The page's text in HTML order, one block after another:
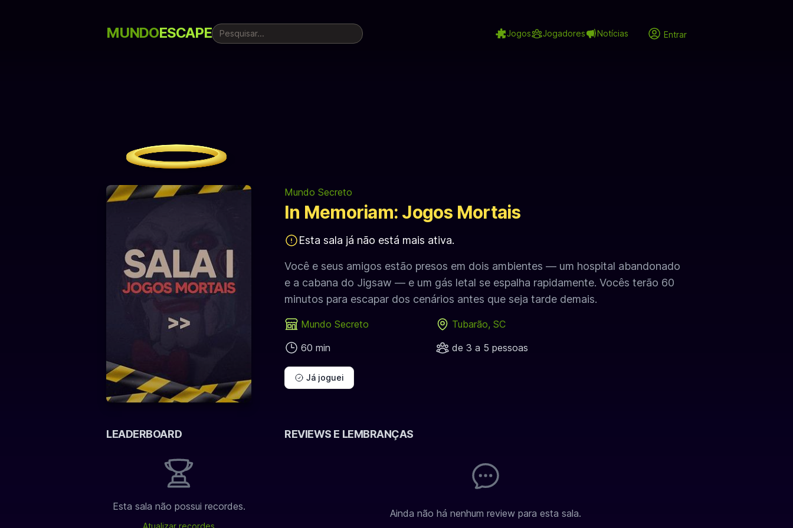
MUNDOESCAPE Jogos Jogadores Notícias Entrar
Mundo Secreto
In Memoriam: Jogos Mortais
Esta sala já não está mais ativa.
Você e seus amigos estão presos em dois ambientes — um hospital abandonado
e a cabana do Jigsaw — e um gás letal se espalha rapidamente. Vocês terão 60
minutos para escapar dos cenários antes que seja tarde demais.
Mundo Secreto
Tubarão, SC
60 min
de 3 a 5 pessoas
Já joguei
REVIEWS E LEMBRANÇAS
Ainda não há nenhum review para esta sala.
LEADERBOARD
Esta sala não possui recordes.
Atualizar recordes